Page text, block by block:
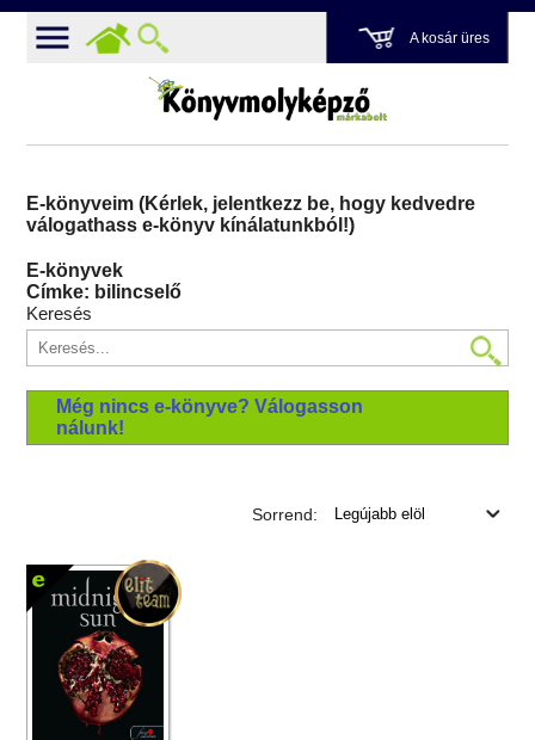
A kosár üres
E-könyveim (Kérlek, jelentkezz be, hogy kedvedre
válogathass e-könyv kínálatunkból!)
E-könyvek
Címke: bilincselő
Keresés
Még nincs e-könyve? Válogasson
nálunk!
Sorrend: